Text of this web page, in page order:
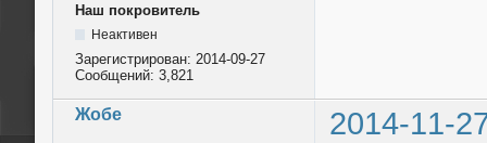
Наш покровитель
Неактивен
Зарегистрирован: 2014-09-27
Сообщений: 3,821
Жобе 2014-11-